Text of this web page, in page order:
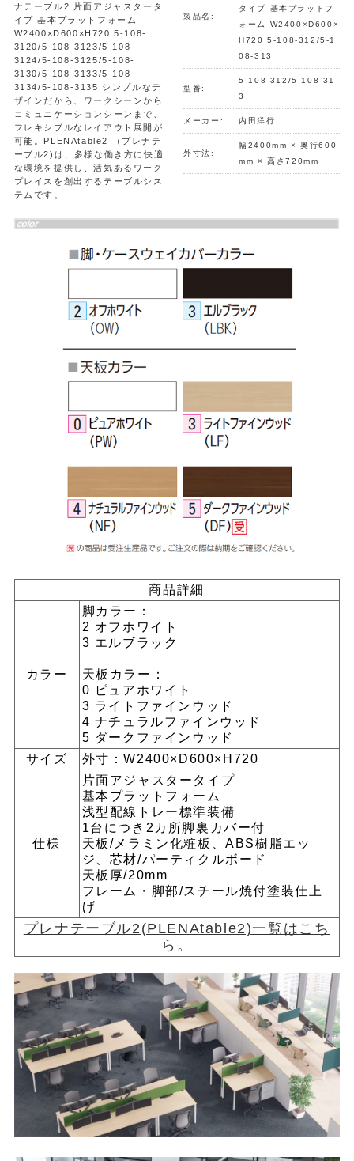
ナテーブル2 片面アジャスタータ
イプ 基本プラットフォーム
W2400×D600×H720 5-108-
3120/5-108-3123/5-108-
3124/5-108-3125/5-108-
3130/5-108-3133/5-108-
3134/5-108-3135 シンプルなデ
ザインだから、ワークシーンから
コミュニケーションシーンまで、
フレキシブルなレイアウト展開が
可能。PLENAtable2 （プレナテ
ーブル2)は、多様な働き方に快適
な環境を提供し、活気あるワーク
プレイスを創出するテーブルシス
テムです。
製品名:
タイプ 基本プラットフ
ォーム W2400×D600×
H720 5-108-312/5-1
08-313
型番:
5-108-312/5-108-31
3
メーカー: 内田洋行
外寸法:
幅2400mm × 奥行600
mm × 高さ720mm
商品詳細
カラー
脚カラー：
2 オフホワイト
3 エルブラック
天板カラー：
0 ピュアホワイト
3 ライトファインウッド
4 ナチュラルファインウッド
5 ダークファインウッド
サイズ
外寸：W2400×D600×H720
仕様
片面アジャスタータイプ
基本プラットフォーム
浅型配線トレー標準装備
1台につき2カ所脚裏カバー付
天板/メラミン化粧板、ABS樹脂エッ
ジ、芯材/パーティクルボード
天板厚/20mm
フレーム・脚部/スチール焼付塗装仕上
げ
プレナテーブル2(PLENAtable2)一覧はこち
ら。